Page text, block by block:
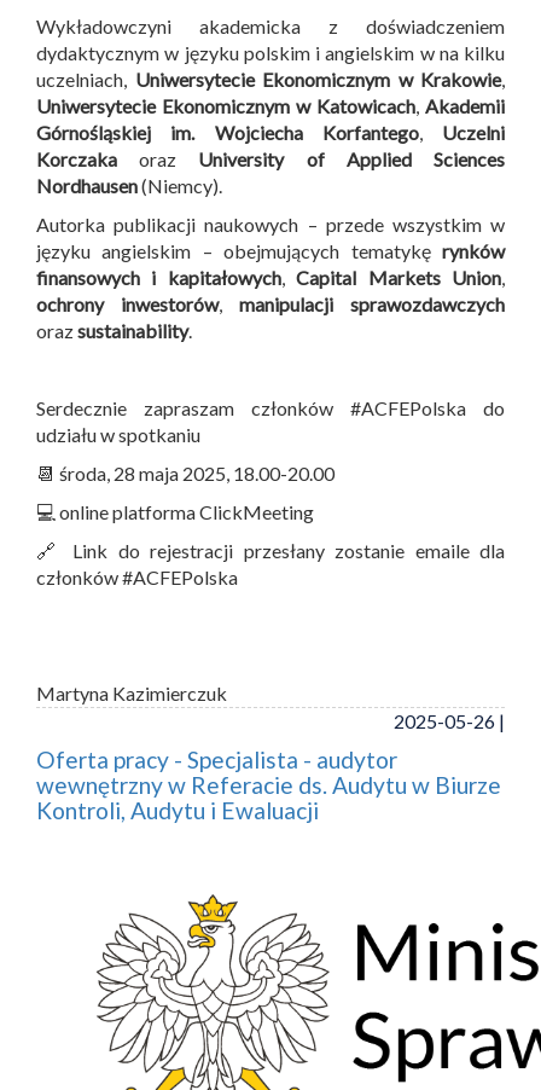
Wykładowczyni akademicka z doświadczeniem
dydaktycznym w języku polskim i angielskim w na kilku
uczelniach, Uniwersytecie Ekonomicznym w Krakowie,
Uniwersytecie Ekonomicznym w Katowicach Akademii
Górnośląskiej im. Wojciecha Korfantego, Uczelni
Korczaka oraz University of Applied Sciences
Nordhausen(Niemcy).
Autorka publikacji naukowych – przede wszystkim w
języku angielskim – obejmujących tematykę rynków
finansowych i kapitałowych,Capital Markets Union
ochrony inwestorów, manipulacji sprawozdawczych
orazsustainability.
Serdecznie zapraszam członków #ACFEPolska do
udziału w spotkaniu
📆 środa, 28 maja 2025, 18.00-20.00
💻 online platforma ClickMeeting
🔗 Link do rejestracji przesłany zostanie emaile dla
członków #ACFEPolska
Martyna Kazimierczuk
2025-05-26 |
Oferta pracy - Specjalista - audytor
wewnętrzny w Referacie ds. Audytu w Biurze
Kontroli, Audytu i Ewaluacji